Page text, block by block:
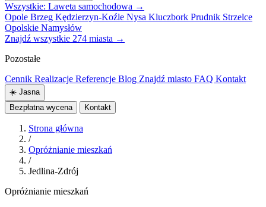
Wszystkie: Laweta samochodowa →
Opole Brzeg Kędzierzyn-Koźle Nysa Kluczbork Prudnik Strzelce
Opolskie Namysłów
Znajdź wszystkie 274 miasta →
Pozostałe
Cennik Realizacje Referencje Blog Znajdź miasto FAQ Kontakt
☀️ Jasna
Bezpłatna wycena
Kontakt
Strona główna
/
Opróżnianie mieszkań
/
Jedlina-Zdrój
Opróżnianie mieszkań